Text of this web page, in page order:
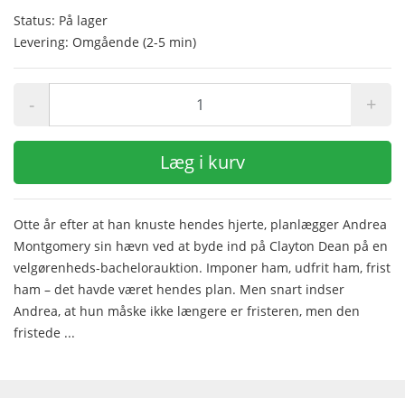
Status: På lager
Levering: Omgående (2-5 min)
- +
Læg i kurv
Otte år efter at han knuste hendes hjerte, planlægger Andrea
Montgomery sin hævn ved at byde ind på Clayton Dean på en
velgørenheds-bachelorauktion. Imponer ham, udfrit ham, frist
ham – det havde været hendes plan. Men snart indser
Andrea, at hun måske ikke længere er fristeren, men den
fristede ...